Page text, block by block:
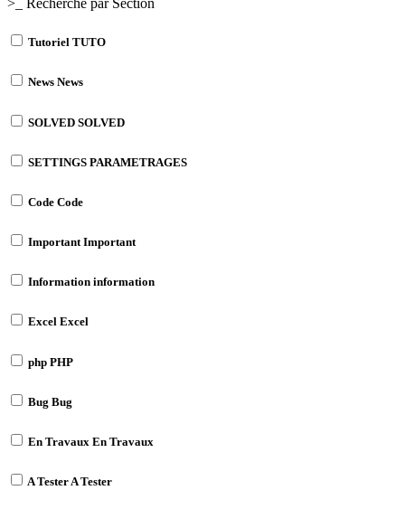
>_ Recherche par Section
Tutoriel TUTO
News News
SOLVED SOLVED
SETTINGS PARAMETRAGES
Code Code
ImportantImportant
Information information
Excel Excel
php PHP
Bug Bug
En Travaux En Travaux
A TesterA Tester